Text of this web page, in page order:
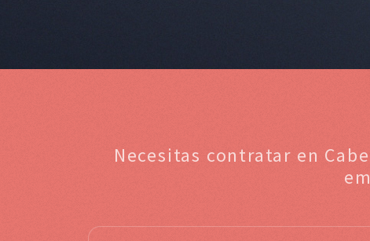
Necesitas contratar en